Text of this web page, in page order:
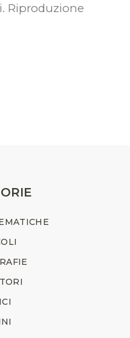
Riproduzione